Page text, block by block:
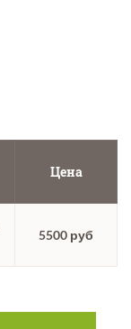
Цена
5500 руб